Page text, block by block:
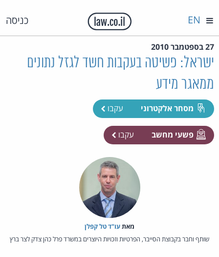
כניסה EN
27 בספטמבר 2010
ישראל: פשיטה בעקבות חשד לגזל נתונים
ממאגר מידע
מסחר אלקטרוני עקבו
פשעי מחשב עקבו
מאת‏עו"ד טל קפלן
שותף וחבר בקבוצת הסייבר, הפרטיות וזכויות היוצרים במשרד פרל כהן צדק לצר ברץ